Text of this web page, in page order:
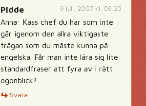
9 juli, 2007 kl. 06:25
Pidde
Anna: Kass chef du har som inte
går igenom den allra viktigaste
frågan som du måste kunna på
engelska. Får man inte lära sig lite
standardfraser att fyra av i rätt
ögonblick?
Svara